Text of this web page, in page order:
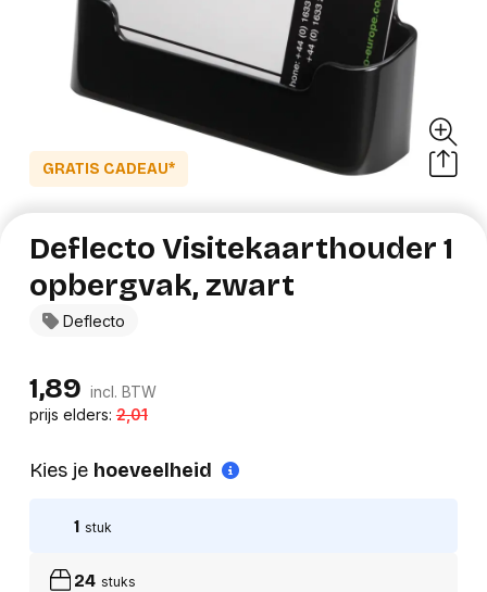
GRATIS CADEAU*
Deflecto
Deflecto Visitekaarthouder 1
opbergvak, zwart
1,89 incl. BTW
prijs elders:2,01
Kies je hoeveelheid
1 stuk
24 stuks